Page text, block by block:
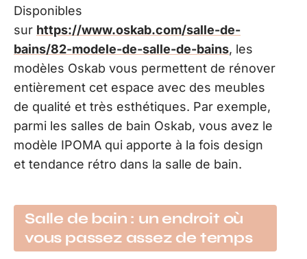
Disponibles
sur https://www.oskab.com/salle-de-
bains/82-modele-de-salle-de-bains, les
modèles Oskab vous permettent de rénover
entièrement cet espace avec des meubles
de qualité et très esthétiques. Par exemple,
parmi les salles de bain Oskab, vous avez le
modèle IPOMA qui apporte à la fois design
et tendance rétro dans la salle de bain.
Salle de bain : un endroit où
vous passez assez de temps